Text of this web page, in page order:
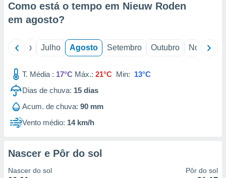
e
de
Como está o tempo em Nieuw Roden
em agosto?
Junho Julho Agosto Setembro Outubro Novembro
T. Média : 17°C Máx.: 21°C Min: 13°C
Dias de chuva: 15 dias
Acum. de chuva: 90 mm
Vento médio: 14 km/h
Nascer e Pôr do sol
Nascer do sol Pôr do sol